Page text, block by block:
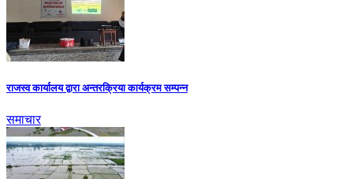
राजस्व कार्यालय द्वारा अन्तरक्रिया कार्यक्रम सम्पन्न
समाचार